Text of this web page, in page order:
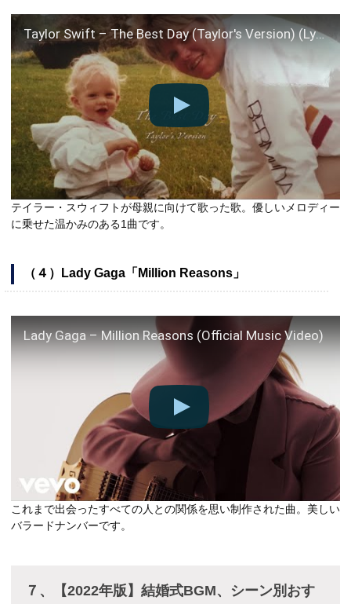
Taylor Swift – The Best Day (Taylor's Version) (Lyric Video)
テイラー・スウィフトが母親に向けて歌った歌。優しいメロディー
に乗せた温かみのある1曲です。
（４）Lady Gaga「Million Reasons」
Lady Gaga – Million Reasons (Official Music Video)
これまで出会ったすべての人との関係を思い制作された曲。美しい
バラードナンバーです。
７、【2022年版】結婚式BGM、シーン別おす